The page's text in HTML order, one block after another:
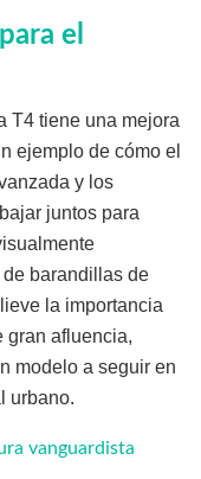
el
T4 tiene una mejora
ejemplo de cómo el
y los
juntos para
barandillas de
la importancia
gran afluencia,
modelo a seguir en
urbano.
vanguardista